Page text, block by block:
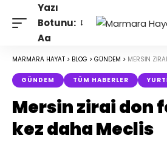
Yazı
Botunu:
Aa
MARMARA HAYAT > BLOG > GÜNDEM > MERSIN ZIRAI DON
GÜNDEM TÜM HABERLER
Mersin zirai don
kez daha Meclis